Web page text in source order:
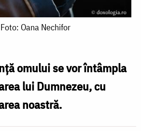
Foto: Oana Nechifor
omului se vor întâmpla
lui Dumnezeu, cu
noastră.